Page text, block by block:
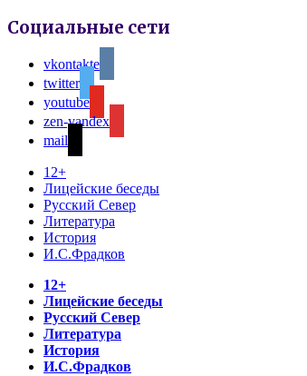
Социальные сети
vkontakte
twitter
youtube
zen-yandex
mail
12+
Лицейские беседы
Русский Север
Литература
История
И.С.Фрадков
12+
Лицейские беседы
Русский Север
Литература
История
И.С.Фрадков